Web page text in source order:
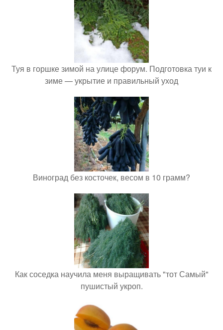
Туя в горшке зимой на улице форум. Подготовка туи к
зиме — укрытие и правильный уход
Виноград без косточек, весом в 10 грамм?
Как соседка научила меня выращивать "тот Самый"
пушистый укроп.